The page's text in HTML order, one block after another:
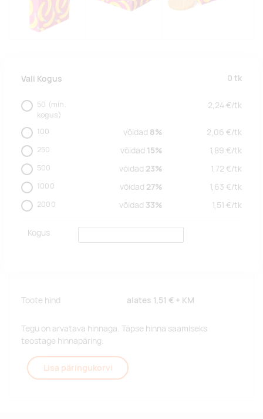
Vali Kogus 0 tk
50 (min.
kogus)
2,24 €/tk
100 võidad 8% 2,06 €/tk
250 võidad 15% 1,89 €/tk
500 võidad 23% 1,72 €/tk
1000 võidad 27% 1,63 €/tk
2000 võidad 33% 1,51 €/tk
Kogus
Toote hind alates 1,51 € + KM
Tegu on arvatava hinnaga. Täpse hinna saamiseks
teostage hinnapäring.
Lisa päringukorvi